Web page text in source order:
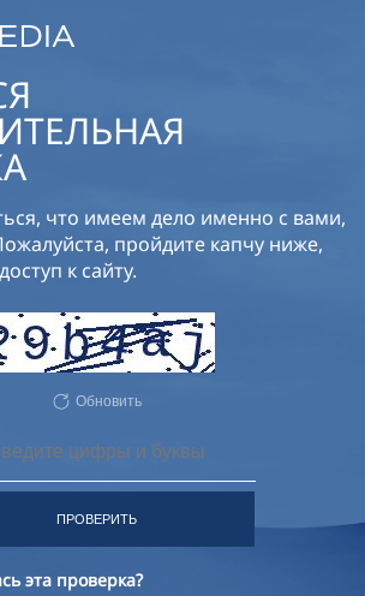
что имеем дело именно с вами,
пройдите капчу ниже,
к сайту.
Обновить
ПРОВЕРИТЬ
эта проверка?